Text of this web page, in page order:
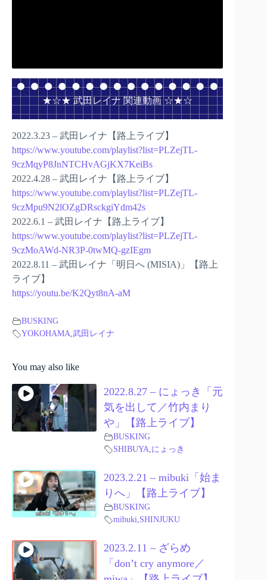
★☆★ 武田レイナ 関連動画 ☆★☆
2022.3.23 – 武田レイナ【路上ライブ】
https://www.youtube.com/playlist?list=PLZejTL-
9czMqyP8JnNTCHvAGjKX7KeiBs
2022.4.28 – 武田レイナ【路上ライブ】
https://www.youtube.com/playlist?list=PLZejTL-
9czMpu9N2lOZgDRsckgiYdm42s
2022.6.1 – 武田レイナ【路上ライブ】
https://www.youtube.com/playlist?list=PLZejTL-
9czMoAWd-NR3P-0twMQ-gzIEgm
2022.8.11 – 武田レイナ「明日へ (MISIA)」【路上
ライブ】
https://youtu.be/K2Qyt8nA-aM
BUSKING
YOKOHAMA 武田レイナ
You may also like
2022.8.27 – にょっき「元
気を出して／竹内まり
や」【路上ライブ】
BUSKING
SHIBUYA にょっき
2023.2.21 – mibuki「始ま
りへ」【路上ライブ】
BUSKING
mibuki SHINJUKU
2023.2.11 – ざらめ
「don’t cry anymore／